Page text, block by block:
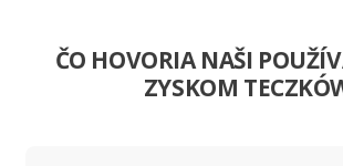
ČO HOVORIA NAŠI
ZYSKOM